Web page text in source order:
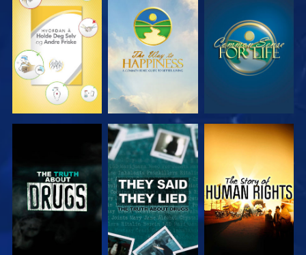
SE SE SE
SE SE